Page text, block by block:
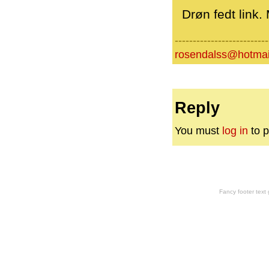
Drøn fedt link.
Reply
You must log in to
Fancy footer text